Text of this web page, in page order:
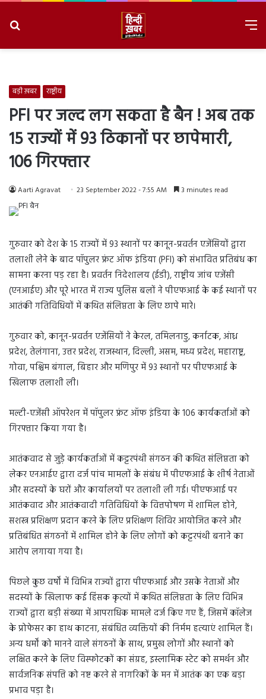
बड़ी ख़बर राष्ट्रीय
PFI पर जल्द लग सकता है बैन ! अब तक
15 राज्यों में 93 ठिकानों पर छापेमारी,
106 गिरफ्तार
Aarti Agravat 23 September 2022 - 7:55 AM 3 minutes read
गुरुवार को देश के 15 राज्यों में 93 स्थानों पर कानून-प्रवर्तन एजेंसियों द्वारा
तलाशी लेने के बाद पॉपुलर फ्रंट ऑफ इंडिया (PFI) को संभावित प्रतिबंध का
सामना करना पड़ रहा है। प्रवर्तन निदेशालय (ईडी), राष्ट्रीय जांच एजेंसी
(एनआईए) और पूरे भारत में राज्य पुलिस बलों ने पीएफआई के कई स्थानों पर
आतंकी गतिविधियों में कथित संलिप्तता के लिए छापे मारे।
गुरुवार को, कानून-प्रवर्तन एजेंसियों ने केरल, तमिलनाडु, कर्नाटक, आंध्र
प्रदेश, तेलंगाना, उत्तर प्रदेश, राजस्थान, दिल्ली, असम, मध्य प्रदेश, महाराष्ट्र,
गोवा, पश्चिम बंगाल, बिहार और मणिपुर में 93 स्थानों पर पीएफआई के
खिलाफ तलाशी ली।
मल्टी-एजेंसी ऑपरेशन में पॉपुलर फ्रंट ऑफ इंडिया के 106 कार्यकर्ताओं को
गिरफ्तार किया गया है।
आतंकवाद से जुड़े कार्यकर्ताओं में कट्टरपंथी संगठन की कथित संलिप्तता को
लेकर एनआईए द्वारा दर्ज पांच मामलों के संबंध में पीएफआई के शीर्ष नेताओं
और सदस्यों के घरों और कार्यालयों पर तलाशी ली गई। पीएफआई पर
आतंकवाद और आतंकवादी गतिविधियों के वित्तपोषण में शामिल होने,
सशस्त्र प्रशिक्षण प्रदान करने के लिए प्रशिक्षण शिविर आयोजित करने और
प्रतिबंधित संगठनों में शामिल होने के लिए लोगों को कट्टरपंथी बनाने का
आरोप लगाया गया है।
पिछले कुछ वर्षों में विभिन्न राज्यों द्वारा पीएफआई और उसके नेताओं और
सदस्यों के खिलाफ कई हिंसक कृत्यों में कथित संलिप्तता के लिए विभिन्न
राज्यों द्वारा बड़ी संख्या में आपराधिक मामले दर्ज किए गए हैं, जिसमें कॉलेज
के प्रोफेसर का हाथ काटना, संबंधित व्यक्तियों की निर्मम हत्याएं शामिल हैं।
अन्य धर्मों को मानने वाले संगठनों के साथ, प्रमुख लोगों और स्थानों को
लक्षित करने के लिए विस्फोटकों का संग्रह, इस्लामिक स्टेट को समर्थन और
सार्वजनिक संपत्ति को नष्ट करने से नागरिकों के मन में आतंक का एक बड़ा
प्रभाव पड़ा है।